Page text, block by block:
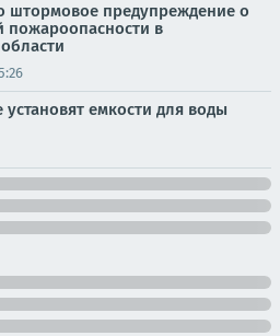
штормовое предупреждение о
пожароопасности в
емкости для воды